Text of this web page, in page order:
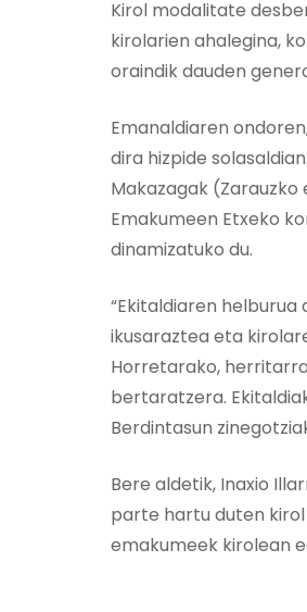
Kirol modalitate
kirolarien ahalegina,
oraindik dauden
Emanaldiaren
dira hizpide
Makazagak
Emakumeen Etxeko
dinamizatuko du.
“Ekitaldiaren
ikusaraztea eta
Horretarako,
bertaratzera.
Berdintasun
Bere aldetik, Inaxio
parte hartu duten kirol
emakumeek kirolean